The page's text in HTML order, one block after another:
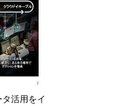
活用をイ